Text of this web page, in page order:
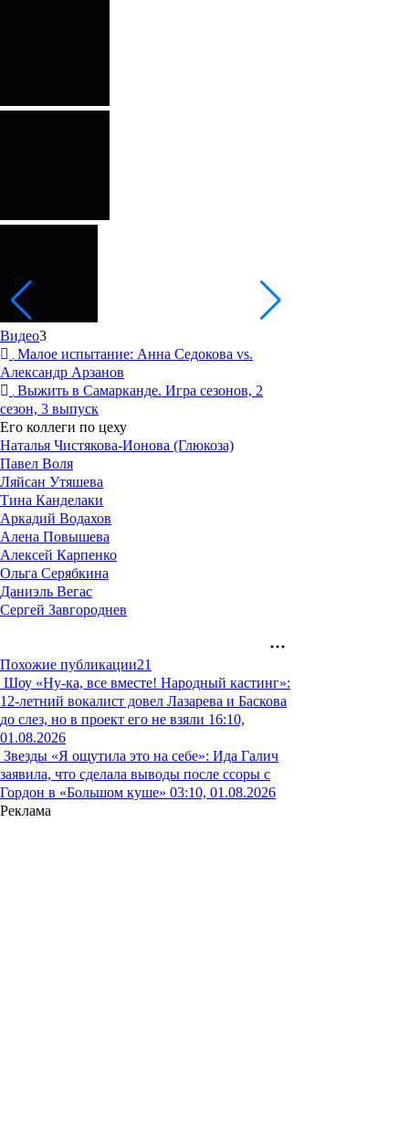
Видео3
Малое испытание: Анна Седокова vs.
Александр Арзанов
Выжить в Самарканде. Игра сезонов, 2
сезон, 3 выпуск
Его коллеги по цеху
Наталья Чистякова-Ионова (Глюкоза)
Павел Воля
Ляйсан Утяшева
Тина Канделаки
Аркадий Водахов
Алена Повышева
Алексей Карпенко
Ольга Серябкина
Даниэль Вегас
Сергей Завгороднев
Похожие публикации21
Шоу «Ну-ка, все вместе! Народный кастинг»:
12-летний вокалист довел Лазарева и Баскова
до слез, но в проект его не взяли 16:10,
01.08.2026
Звезды «Я ощутила это на себе»: Ида Галич
заявила, что сделала выводы после ссоры с
Гордон в «Большом куше» 03:10, 01.08.2026
Реклама